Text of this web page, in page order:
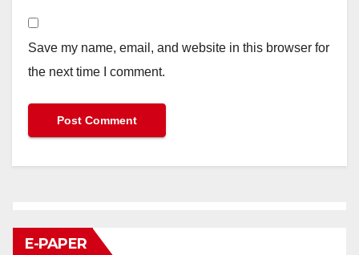
Save my name, email, and website in this browser for
the next time I comment.
E-PAPER